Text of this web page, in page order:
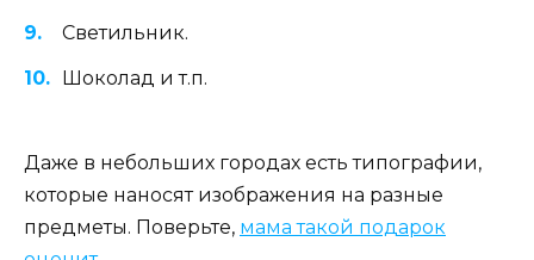
Светильник.
Шоколад и т.п.
Даже в небольших городах есть типографии,
которые наносят изображения на разные
предметы. Поверьте, мама такой подарок